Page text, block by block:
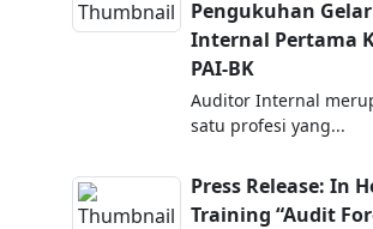
Pengukuhan
Internal Pertama
PAI-BK
Auditor Internal
satu profesi yang...
Press Release: In
Training “Audit